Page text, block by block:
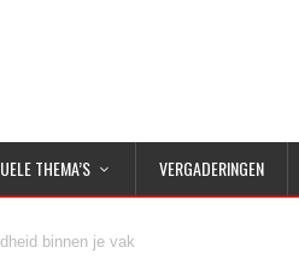
THEMA’S VERGADERINGEN
binnen je vak